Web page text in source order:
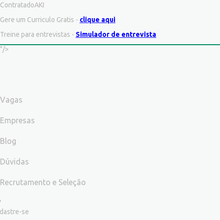
ContratadoAKI
Gere um Curriculo Gratis - clique aqui
Treine para entrevistas - Simulador de entrevista
"/>
Vagas
Empresas
Blog
Dúvidas
Recrutamento e Seleção
se